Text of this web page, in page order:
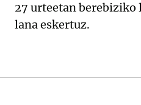
27 urteetan berebiziko
lana eskertuz.